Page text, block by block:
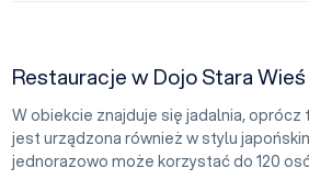
Restauracje w Dojo Stara Wieś
W obiekcie znajduje się jadalnia, oprócz
jest urządzona również w stylu
jednorazowo może korzystać do 120